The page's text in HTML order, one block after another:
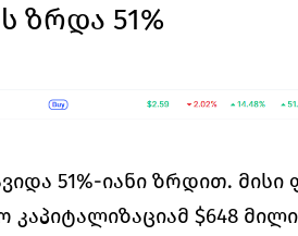
ზრდა 51%
51%-იანი ზრდით. მისი
$648